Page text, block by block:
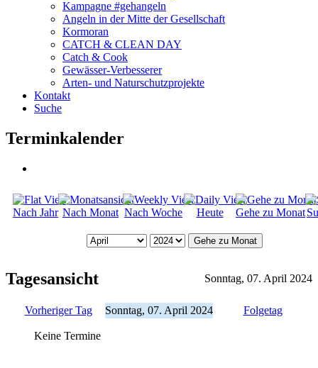
Kampagne #gehangeln
Angeln in der Mitte der Gesellschaft
Kormoran
CATCH & CLEAN DAY
Catch & Cook
Gewässer-Verbesserer
Arten- und Naturschutzprojekte
Kontakt
Suche
Terminkalender
Nach Jahr Nach Monat Nach Woche Heute Gehe zu Monat
Gehe zu Monat
Tagesansicht Sonntag, 07. April 2024
Vorheriger Tag Sonntag, 07. April 2024 Folgetag
Keine Termine